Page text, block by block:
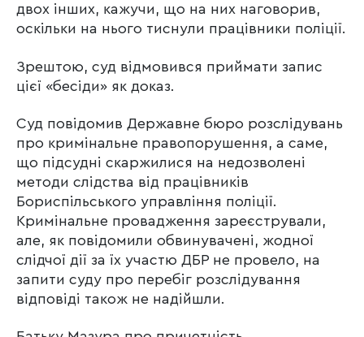
двох інших, кажучи, що на них наговорив,
оскільки на нього тиснули працівники поліції.
Зрештою, суд відмовився приймати запис
цієї «бесіди» як доказ.
Суд повідомив Державне бюро розслідувань
про кримінальне правопорушення, а саме,
що підсудні скаржилися на недозволені
методи слідства від працівників
Бориспільського управління поліції.
Кримінальне провадження зареєстрували,
але, як повідомили обвинувачені, жодної
слідчої дії за їх участю ДБР не провело, на
запити суду про перебіг розслідування
відповіді також не надійшли.